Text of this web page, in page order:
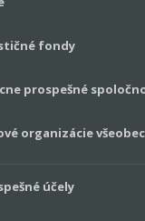
fondy
prospešné
organizácie
účely